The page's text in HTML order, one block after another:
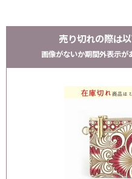
売り切れの際は
画像がないか期間外表示が